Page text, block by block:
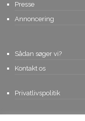
Presse
Annoncering
Sådan søger vi?
Kontakt os
Privatlivspolitik